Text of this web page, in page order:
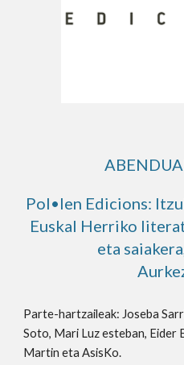
Pol•len Edicions:
Euskal Herriko
eta
Parte-hartzaileak: Joseba
Soto, Mari Luz esteban, Eider
Martin eta AsisKo.